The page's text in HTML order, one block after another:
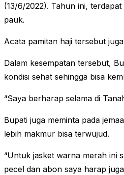
(13/6/2022). Tahun ini,
pauk.
Acata pamitan haji tersebut
Dalam kesempatan tersebut,
kondisi sehat sehingga bisa
“Saya berharap selama di
Bupati juga meminta pada
lebih makmur bisa terwujud.
“Untuk jasket warna merah ini
pecel dan abon saya harap